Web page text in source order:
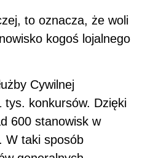
to oznacza, że woli
kogoś lojalnego
Cywilnej
tys. konkursów. Dzięki
600 stanowisk w
W taki sposób